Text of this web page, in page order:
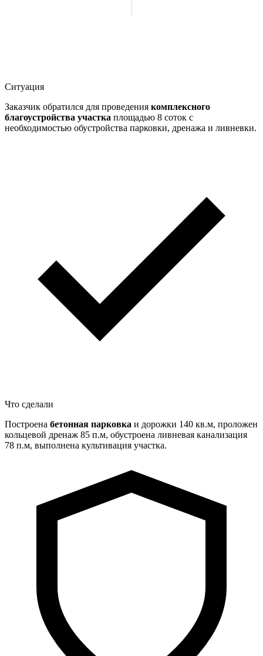
Ситуация
Заказчик обратился для проведения комплексного
благоустройства участка площадью 8 соток с
необходимостью обустройства парковки, дренажа и ливневки.
Что сделали
Построена бетонная парковка и дорожки 140 кв.м, проложен
кольцевой дренаж 85 п.м, обустроена ливневая канализация
78 п.м, выполнена культивация участка.